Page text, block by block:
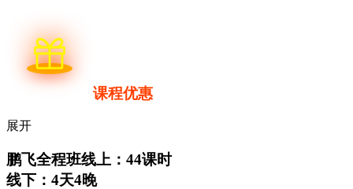
课程优惠
展开
鹏飞全程班线上：44课时
线下：4天4晚